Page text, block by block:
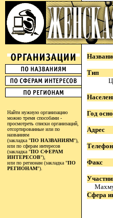
Найти нужную организацию
можно тремя способами -
просмотреть списки организаций,
отсортированные или по
названиям
(закладка "ПО НАЗВАНИЯМ"),
или по сферам интересов
(закладка "ПО СФЕРАМ
ИНТЕРЕСОВ"),
или по регионам (закладка "ПО
РЕГИОНАМ").
Тип
Год
Адрес
Телефон
Факс
Сфера